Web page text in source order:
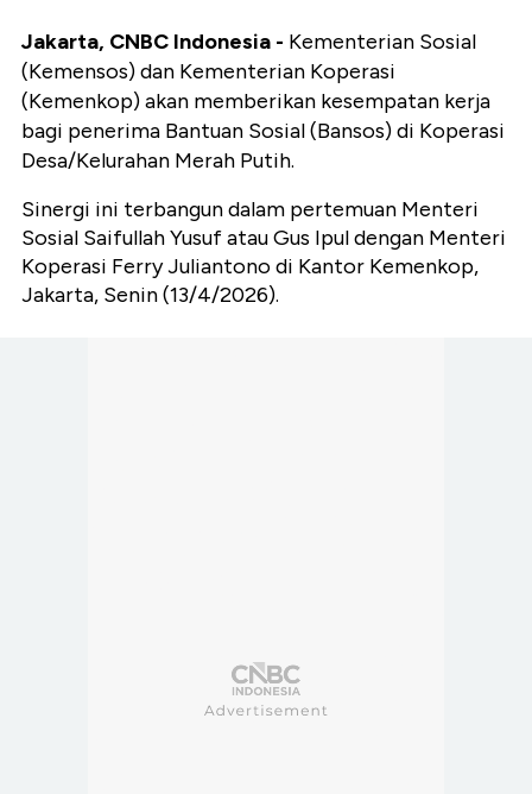
Jakarta, CNBC Indonesia - Kementerian Sosial
(Kemensos) dan Kementerian Koperasi
(Kemenkop) akan memberikan kesempatan kerja
bagi penerima Bantuan Sosial (Bansos) di Koperasi
Desa/Kelurahan Merah Putih.
Sinergi ini terbangun dalam pertemuan Menteri
Sosial Saifullah Yusuf atau Gus Ipul dengan Menteri
Koperasi Ferry Juliantono di Kantor Kemenkop,
Jakarta, Senin (13/4/2026).